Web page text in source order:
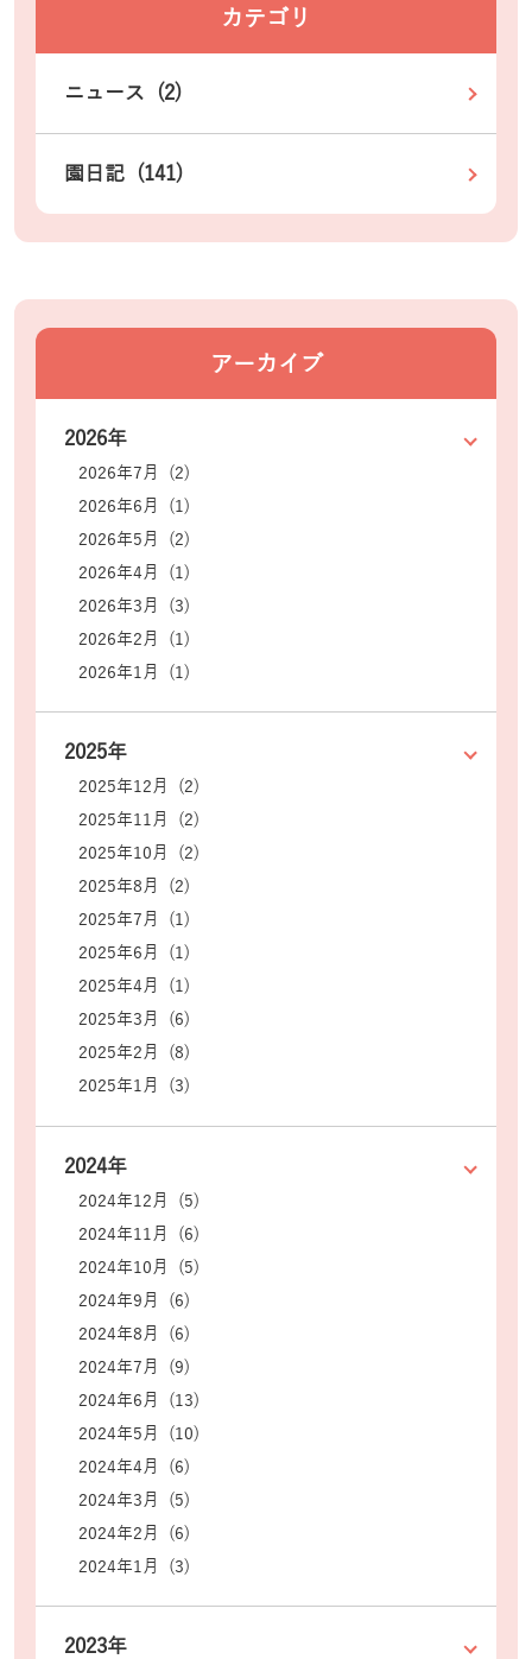
カテゴリ
ニュース (2)
園日記 (141)
アーカイブ
2026年
2026年7月 (2)
2026年6月 (1)
2026年5月 (2)
2026年4月 (1)
2026年3月 (3)
2026年2月 (1)
2026年1月 (1)
2025年
2025年12月 (2)
2025年11月 (2)
2025年10月 (2)
2025年8月 (2)
2025年7月 (1)
2025年6月 (1)
2025年4月 (1)
2025年3月 (6)
2025年2月 (8)
2025年1月 (3)
2024年
2024年12月 (5)
2024年11月 (6)
2024年10月 (5)
2024年9月 (6)
2024年8月 (6)
2024年7月 (9)
2024年6月 (13)
2024年5月 (10)
2024年4月 (6)
2024年3月 (5)
2024年2月 (6)
2024年1月 (3)
2023年